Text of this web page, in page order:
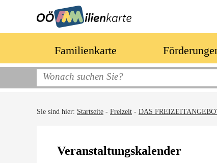
Familienkarte
Sie sind hier: Startseite - Freizeit - DAS
Veranstaltungskalender